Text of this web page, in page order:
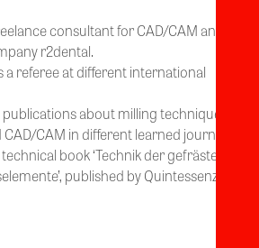
consultant for CAD/CAM and
r2dental.
a referee at different international
about milling technique,
CAM in different learned journals.
book ‘Technik der gefrästen
published by Quintessenz-Verlag